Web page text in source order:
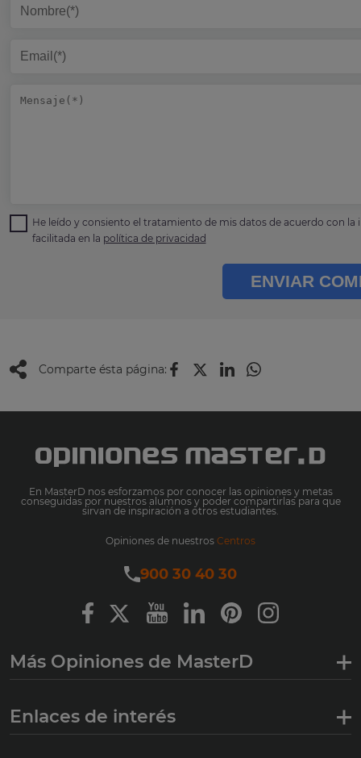
He leído y consiento el tratamiento de mis datos de acuerdo con la
facilitada en la política de privacidad
ENVIAR
Comparte ésta página:
En MasterD nos esforzamos por conocer las opiniones y metas
conseguidas por nuestros alumnos y poder compartirlas para que
sirvan de inspiración a otros estudiantes.
Opiniones de nuestros Centros
900 30 40 30
Más Opiniones de MasterD
Enlaces de interés